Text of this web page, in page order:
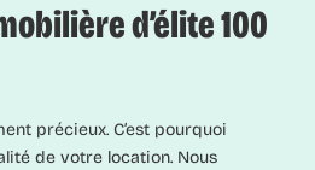
d’élite 100
précieux. C’est pourquoi
de votre location. Nous